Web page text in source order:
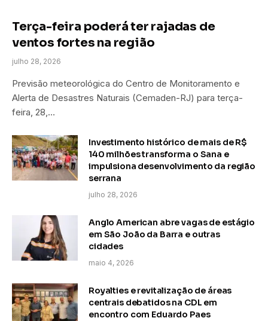
Terça-feira poderá ter rajadas de
ventos fortes na região
julho 28, 2026
Previsão meteorológica do Centro de Monitoramento e
Alerta de Desastres Naturais (Cemaden-RJ) para terça-
feira, 28,…
Investimento histórico de mais de R$
140 milhões transforma o Sana e
impulsiona desenvolvimento da região
serrana
julho 28, 2026
Anglo American abre vagas de estágio
em São João da Barra e outras
cidades
maio 4, 2026
Royalties e revitalização de áreas
centrais debatidos na CDL em
encontro com Eduardo Paes